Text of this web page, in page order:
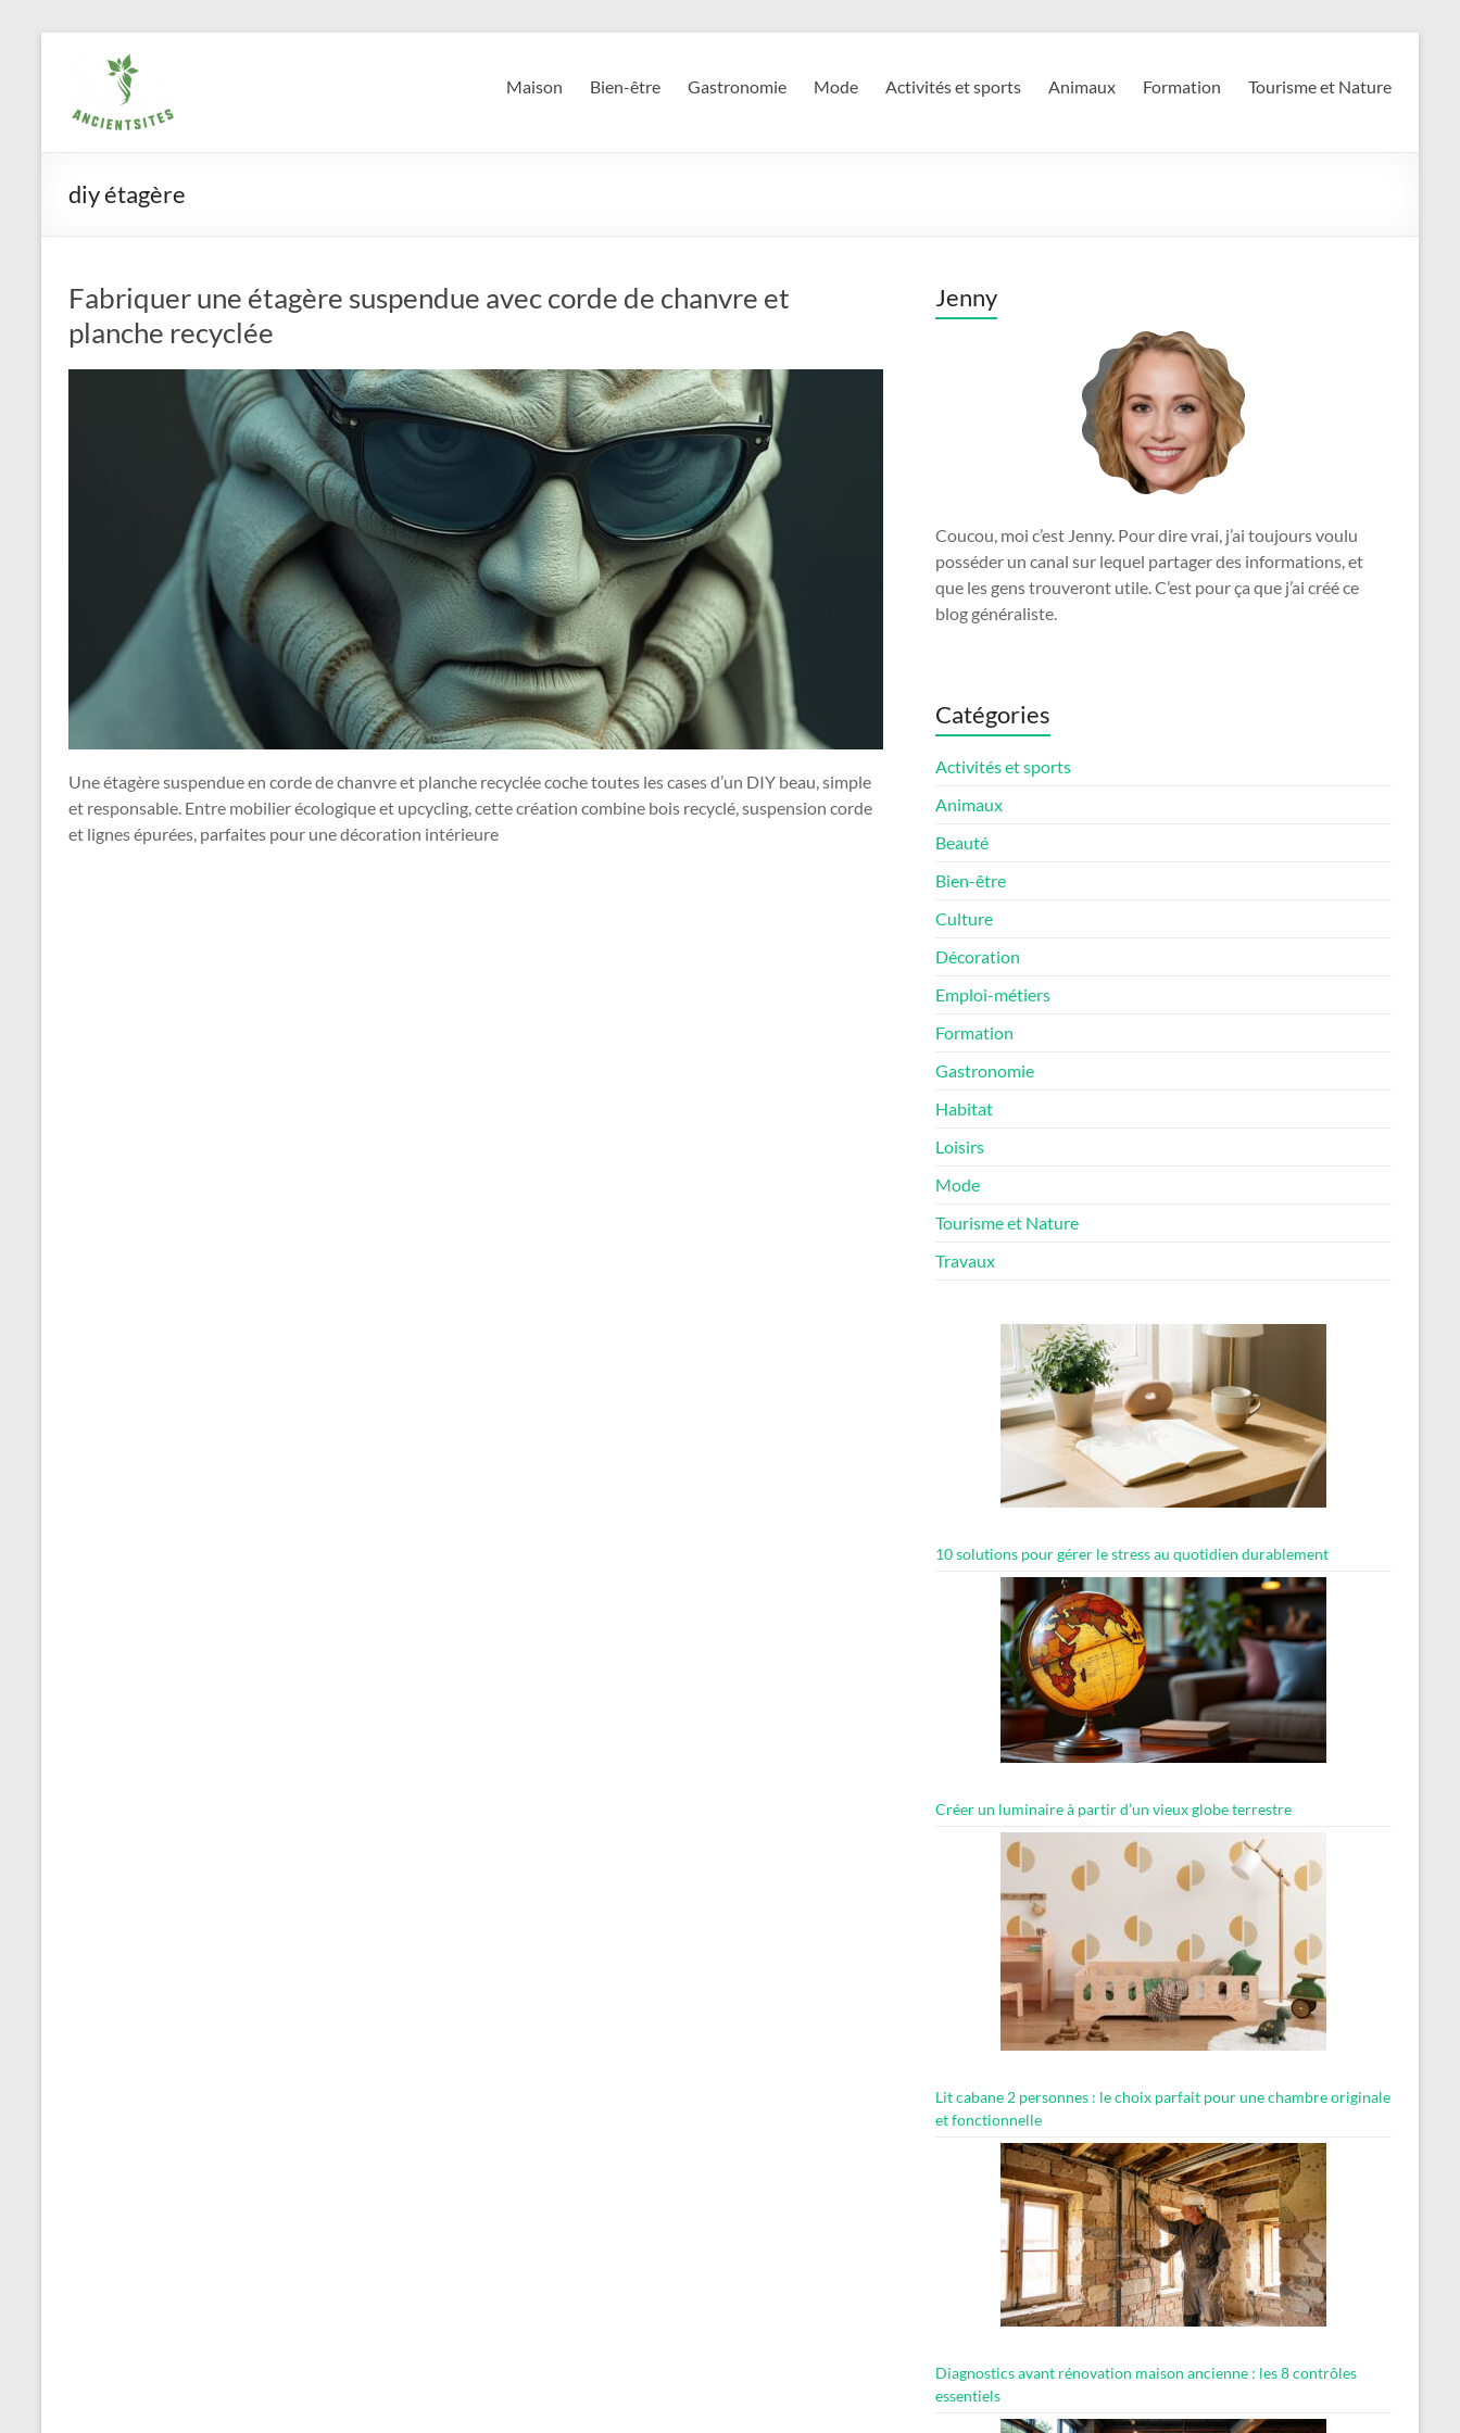
ancientsites.eu Maison Bien-être Gastronomie Mode Activités et sports Animaux Formation Tourisme et Nature
diy étagère
Fabriquer une étagère suspendue avec corde de chanvre et
planche recyclée
Une étagère suspendue en corde de chanvre et planche recyclée coche toutes les cases d’un DIY beau, simple
et responsable. Entre mobilier écologique et upcycling, cette création combine bois recyclé, suspension corde
et lignes épurées, parfaites pour une décoration intérieure
Jenny
Coucou, moi c’est Jenny. Pour dire vrai, j’ai toujours voulu
posséder un canal sur lequel partager des informations, et
que les gens trouveront utile. C’est pour ça que j’ai créé ce
blog généraliste.
Catégories
Activités et sports
Animaux
Beauté
Bien-être
Culture
Décoration
Emploi-métiers
Formation
Gastronomie
Habitat
Loisirs
Mode
Tourisme et Nature
Travaux
10 solutions pour gérer le stress au quotidien durablement
Créer un luminaire à partir d’un vieux globe terrestre
Lit cabane 2 personnes : le choix parfait pour une chambre originale
et fonctionnelle
Diagnostics avant rénovation maison ancienne : les 8 contrôles
essentiels